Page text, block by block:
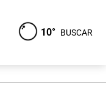
10° BUSCAR